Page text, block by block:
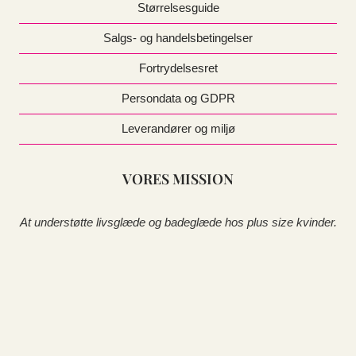
Størrelsesguide
Salgs- og handelsbetingelser
Fortrydelsesret
Persondata og GDPR
Leverandører og miljø
VORES MISSION
At understøtte livsglæde og badeglæde hos plus size kvinder.